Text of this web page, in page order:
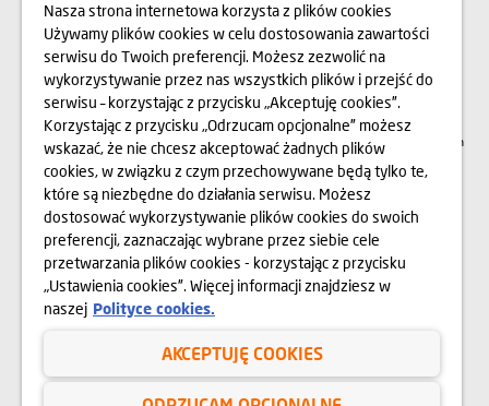
Przedstawione na stronie internetowej www.domd.pl wizualizacje, animacje oraz
modele budynku mają charakter poglądowy. Wygląd budynku oraz
zagospodarowanie terenu mogą nieznacznie ulec zmianie na etapie realizacji.
Zmianie nie ulegną istotne cechy świadczenia oraz funkcjonalność budynku.
Wszelkie prawa zastrzeżone. Prawa do używania, kopiowania i rozpowszechniania
wszelkich danych i materiałów dostępnych na niniejszej stronie internetowej
podlegają w szczególności przepisom ustawy z dnia 4 lutego 1994 r. o Prawie
autorskim i prawach pokrewnych (Dz. U. 2006 Nr 90 poz. 631 z późn. zm.).
Wykorzystywanie danych lub materiałów z niniejszej strony w jakichkolwiek celach
wymaga każdorazowo pisemnej zgody Dom Development S.A. W przypadku
zapotrzebowania na w/w materiały prosimy o kontakt na adres:
Sąd Rejonowy dla m.st. Warszawy w Warszawie | XII Wydział Gospodarczy
Krajowego Rejestru Sądowego | Kapitał zakładowy: 25.798.422 zł | Kapitał
wpłacony: 25.798.422 zł | KRS 0000031483 i NIP 525-14-92-233
Polityka prywatności
Regulamin serwisu internetowego
Nasza strona internetowa korzysta z plików cookies
Używamy plików cookies w celu dostosowania zawartości
serwisu do Twoich preferencji. Możesz zezwolić na
wykorzystywanie przez nas wszystkich plików i przejść do
serwisu – korzystając z przycisku „Akceptuję cookies”.
Korzystając z przycisku „Odrzucam opcjonalne” możesz
wskazać, że nie chcesz akceptować żadnych plików
cookies, w związku z czym przechowywane będą tylko te,
które są niezbędne do działania serwisu. Możesz
dostosować wykorzystywanie plików cookies do swoich
preferencji, zaznaczając wybrane przez siebie cele
przetwarzania plików cookies - korzystając z przycisku
„Ustawienia cookies”. Więcej informacji znajdziesz w
naszej Polityce cookies.
AKCEPTUJĘ COOKIES